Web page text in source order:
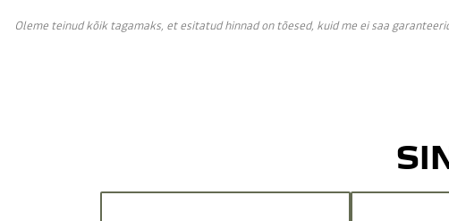
Oleme teinud kõik tagamaks, et esitatud hinnad on tõesed, kuid me ei saa